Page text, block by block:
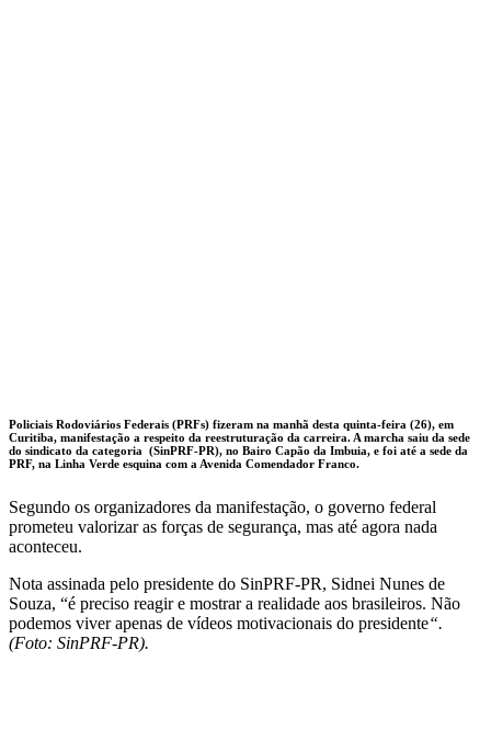
Policiais Rodoviários Federais (PRFs) fizeram na manhã desta quinta-feira (26), em
Curitiba, manifestação a respeito da reestruturação da carreira. A marcha saiu da sede
do sindicato da categoria (SinPRF-PR), no Bairo Capão da Imbuia, e foi até a sede da
PRF, na Linha Verde esquina com a Avenida Comendador Franco.
Segundo os organizadores da manifestação, o governo federal
prometeu valorizar as forças de segurança, mas até agora nada
aconteceu.
Nota assinada pelo presidente do SinPRF-PR, Sidnei Nunes de
Souza, “é preciso reagir e mostrar a realidade aos brasileiros. Não
podemos viver apenas de vídeos motivacionais do presidente“.
(Foto: SinPRF-PR).